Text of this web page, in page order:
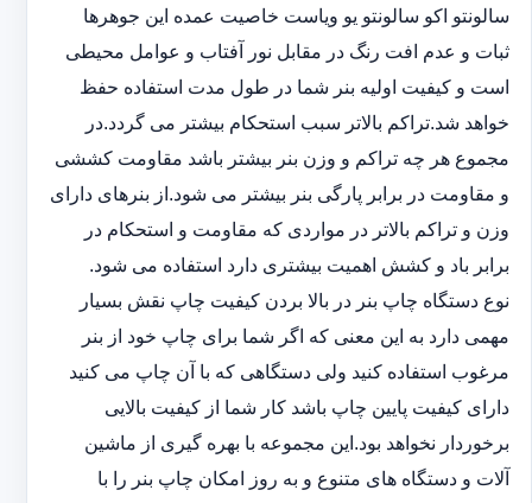
سالونت‎و ‎‏اکو سالونت‎‎‏و یو وی‎‏است خاصیت عمده این ‏جوهرها
ثبات و عدم افت رنگ در مقابل نور آفتاب و عوامل محیطی
است و کیفیت اولیه بنر شما در طول مدت استفاده حفظ
خواهد شد.‎تراکم بالاتر سبب استحکام بیشتر می گردد.در
مجموع هر چه تراکم و وزن بنر بیشتر باشد مقاومت کششی
و مقاومت در ‏برابر پارگی بنر بیشتر می شود.از بنرهای دارای
وزن و تراکم بالاتر در مواردی که مقاومت و استحکام در
برابر باد و ‏کشش اهمیت بیشتری دارد استفاده می شود‎.‎
نوع دستگاه چاپ بنر در بالا بردن کیفیت چاپ نقش بسیار
مهمی دارد به این معنی که اگر شما برای چاپ خود از بنر
‏مرغوب استفاده کنید ولی دستگاهی که با آن چاپ می کنید
دارای کیفیت پایین چاپ باشد کار شما از کیفیت بالایی
برخوردار ‏نخواهد بود.این مجموعه با بهره گیری از ماشین
آلات و دستگاه های متنوع و به روز امکان چاپ بنر را با